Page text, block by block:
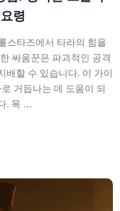
령
스타즈에서 타라의 힘을
싸움꾼은 파괴적인 공격
배할 수 있습니다. 이 가이
거듭나는 데 도움이 되
. 목 …